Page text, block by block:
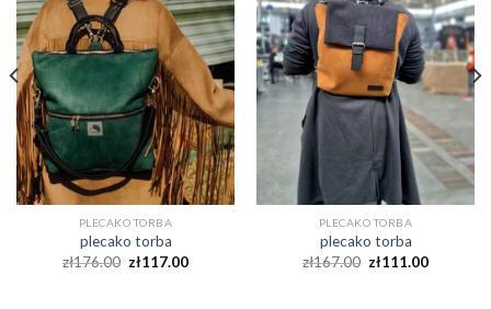
PLECAKO TORBA
plecako torba
zł176.00 zł117.00
PLECAKO TORBA
plecako torba
zł167.00 zł111.00